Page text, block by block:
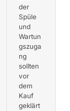
der
Spüle
und
Wartun
gszuga
ng
sollten
vor
dem
Kauf
geklärt